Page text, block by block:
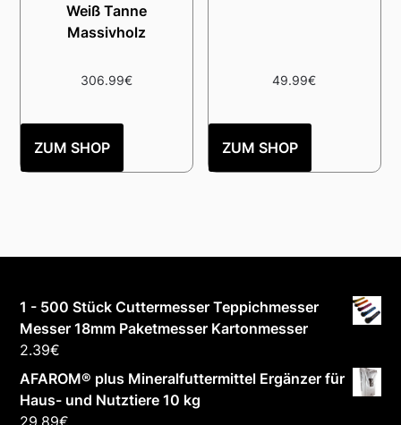
Weiß Tanne
Massivholz
306.99€
ZUM SHOP
49.99€
ZUM SHOP
1 - 500 Stück Cuttermesser Teppichmesser
Messer 18mm Paketmesser Kartonmesser
2.39€
AFAROM® plus Mineralfuttermittel Ergänzer für
Haus- und Nutztiere 10 kg